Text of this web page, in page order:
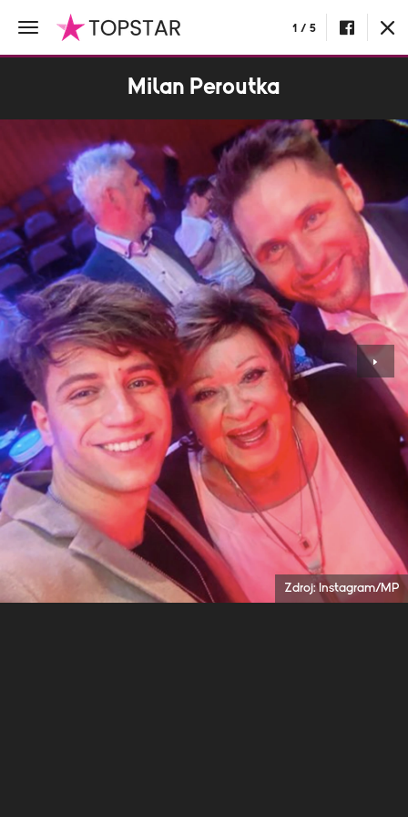
1 / 5
Milan Peroutka
Zdroj: Instagram/MP